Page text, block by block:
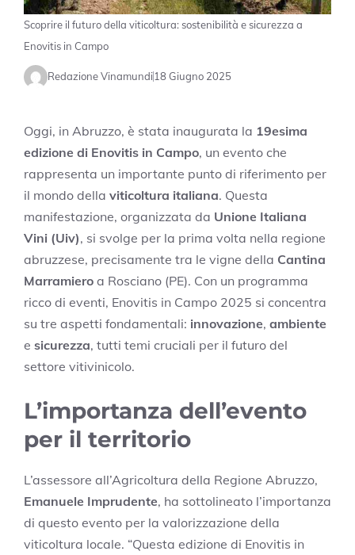
Scoprire il futuro della viticoltura: sostenibilità e sicurezza a
Enovitis in Campo
Redazione Vinamundi18 Giugno 2025
Oggi, in Abruzzo, è stata inaugurata la 19esima
edizione di Enovitis in Campo, un evento che
rappresenta un importante punto di riferimento per
il mondo della viticoltura italiana. Questa
manifestazione, organizzata da Unione Italiana
Vini (Uiv), si svolge per la prima volta nella regione
abruzzese, precisamente tra le vigne della Cantina
Marramiero a Rosciano (PE). Con un programma
ricco di eventi, Enovitis in Campo 2025 si concentra
su tre aspetti fondamentali: innovazione, ambiente
e sicurezza, tutti temi cruciali per il futuro del
settore vitivinicolo.
L’importanza dell’evento
per il territorio
L’assessore all’Agricoltura della Regione Abruzzo,
Emanuele Imprudente, ha sottolineato l’importanza
di questo evento per la valorizzazione della
viticoltura locale. “Questa edizione di Enovitis in